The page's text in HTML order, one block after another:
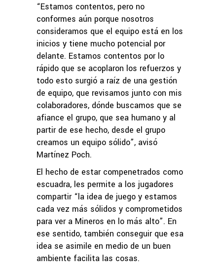
“Estamos contentos, pero no
conformes aún porque nosotros
consideramos que el equipo está en los
inicios y tiene mucho potencial por
delante. Estamos contentos por lo
rápido que se acoplaron los refuerzos y
todo esto surgió a raíz de una gestión
de equipo, que revisamos junto con mis
colaboradores, dónde buscamos que se
afiance el grupo, que sea humano y al
partir de ese hecho, desde el grupo
creamos un equipo sólido”, avisó
Martínez Poch.
El hecho de estar compenetrados como
escuadra, les permite a los jugadores
compartir “la idea de juego y estamos
cada vez más sólidos y comprometidos
para ver a Mineros en lo más alto”. En
ese sentido, también conseguir que esa
idea se asimile en medio de un buen
ambiente facilita las cosas.